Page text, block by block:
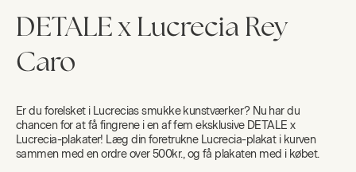
DETALE x Lucrecia Rey
Caro
Er du forelsket i Lucrecias smukke kunstværker? Nu har du
chancen for at få fingrene i en af fem eksklusive DETALE x
Lucrecia-plakater! Læg din foretrukne Lucrecia-plakat i kurven
sammen med en ordre over 500kr., og få plakaten med i købet.